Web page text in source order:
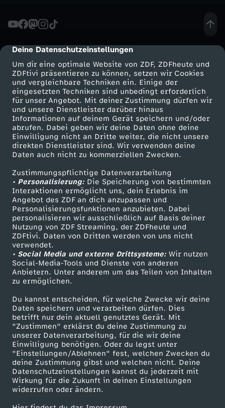
cmp-dialog-description
Deine Datenschutzeinstellungen
Um dir eine optimale Website von ZDF, ZDFheute und
ZDFtivi präsentieren zu können, setzen wir Cookies
und vergleichbare Techniken ein. Einige der
eingesetzten Techniken sind unbedingt erforderlich
für unser Angebot. Mit deiner Zustimmung dürfen wir
und unsere Dienstleister darüber hinaus
Informationen auf deinem Gerät speichern und/oder
abrufen. Dabei geben wir deine Daten ohne deine
Einwilligung nicht an Dritte weiter, die nicht unsere
direkten Dienstleister sind. Wir verwenden deine
Daten auch nicht zu kommerziellen Zwecken.
Zustimmungspflichtige Datenverarbeitung
• Personalisierung:Die Speicherung von bestimmten
Interaktionen ermöglicht uns, dein Erlebnis im
Angebot des ZDF an dich anzupassen und
Personalisierungsfunktionen anzubieten. Dabei
personalisieren wir ausschließlich auf Basis deiner
Nutzung von ZDF Streaming, der ZDFheute und
ZDFtivi. Daten von Dritten werden von uns nicht
verwendet.
• Social Media und externe Drittsysteme:Wir nutzen
Social-Media-Tools und Dienste von anderen
Anbietern. Unter anderem um das Teilen von Inhalten
zu ermöglichen.
Du kannst entscheiden, für welche Zwecke wir deine
Daten speichern und verarbeiten dürfen. Dies
betrifft nur dein aktuell genutztes Gerät. Mit
"Zustimmen" erklärst du deine Zustimmung zu
unserer Datenverarbeitung, für die wir deine
Einwilligung benötigen. Oder du legst unter
"Einstellungen/Ablehnen" fest, welchen Zwecken du
deine Zustimmung gibst und welchen nicht. Deine
Datenschutzeinstellungen kannst du jederzeit mit
Wirkung für die Zukunft in deinen Einstellungen
widerrufen oder ändern.
Mehr ZDF
ZDF-Apps
Smart TV
ZDFtext
Livestreams
Sendungen A-Z
TV-Programm
Service
ZDFmitreden
Kontakt zum ZDF
Tickets
Zuschauerservice
Hilfe
ZDF Unternehmen
Karriere
ZDF goes Schule
Werbefernsehen
Mainzelmännchen